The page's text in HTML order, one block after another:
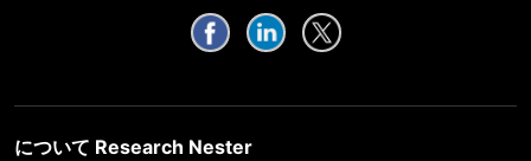
について Research Nester